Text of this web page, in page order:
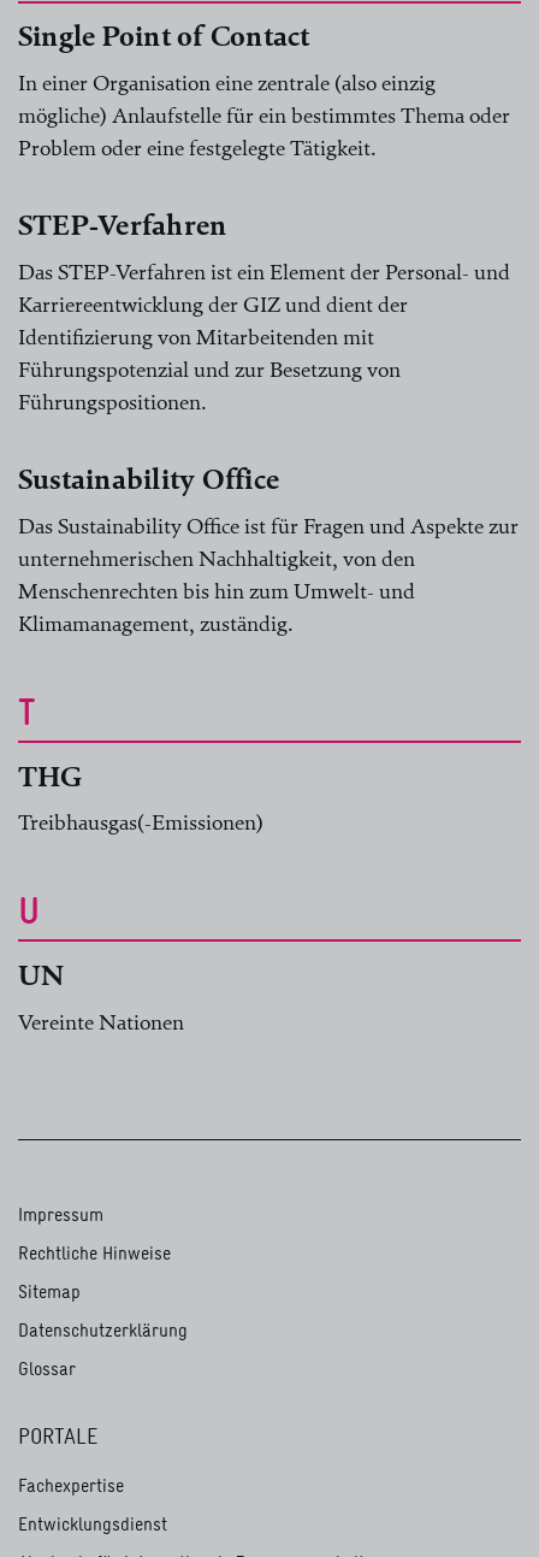
Single Point of Contact
In einer Organisation eine zentrale (also einzig
mögliche) Anlaufstelle für ein bestimmtes Thema oder
Problem oder eine festgelegte Tätigkeit.
STEP-Verfahren
Das STEP-Verfahren ist ein Element der Personal- und
Karriereentwicklung der GIZ und dient der
Identifizierung von Mitarbeitenden mit
Führungspotenzial und zur Besetzung von
Führungspositionen.
Sustainability Office
Das Sustainability Office ist für Fragen und Aspekte zur
unternehmerischen Nachhaltigkeit, von den
Menschenrechten bis hin zum Umwelt- und
Klimamanagement, zuständig.
T
THG
Treibhausgas(-Emissionen)
U
UN
Vereinte Nationen
Impressum
Rechtliche Hinweise
Sitemap
Datenschutzerklärung
Glossar
PORTALE
Fachexpertise
Entwicklungsdienst